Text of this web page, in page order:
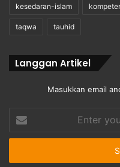
kesedaran-islam
taqwa tauhid
Langgan Artikel
Masukkan email
your
Email